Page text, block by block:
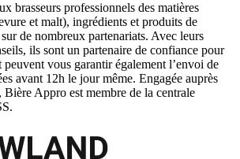
brasseurs professionnels des matières
et malt), ingrédients et produits de
de nombreux partenariats. Avec leurs
ils sont un partenaire de confiance pour
peuvent vous garantir également l’envoi de
avant 12h le jour même. Engagée auprès
Bière Appro est membre de la centrale